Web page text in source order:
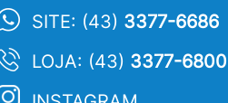
SITE: (43) 3377-6686
LOJA: (43) 3377-6800